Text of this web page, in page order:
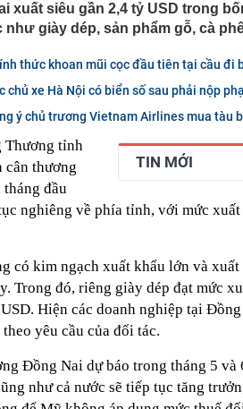
11:05
Khách gửi tiết kiệm hơn 77 triệu đồng,
Trung Quốc thông báo: “Tiền đang
hiểm”
11:03
Tuấn Anh Group (V68) báo lãi tăng
Thách thức Honda SH, xe tay ga Ý
phanh ABS hai kênh
10:59
Áp thấp nhiệt đới giật cấp 8 trên Vịnh
cao đến 4m
10:56
Nga bất ngờ 'cầu cứu' đồng minh của Mỹ
cả làng kéo đến xem
10:43
Vì sao trên muôi xới cơm lại có những
dùng không biết hết công dụng
xuất siêu gần 2,4 tỷ USD trong
như giày dép, sản phẩm gỗ, cà
thức khoan mũi cọc đầu tiên tại cầu đi
chủ xe Hà Nội có biển số sau phải nộp
ý chủ trương Vietnam Airlines mua tàu
TIN MỚI
Thương tỉnh
cân thương
đầu
nghiêng về phía tỉnh, với mức
có kim ngạch xuất khẩu lớn và
Trong đó, riêng giày dép đạt mức
Hiện các doanh nghiệp tại
yêu cầu của đối tác.
Đồng Nai dự báo trong tháng 5
như cả nước sẽ tiếp tục tăng